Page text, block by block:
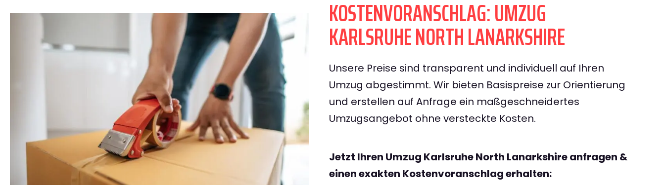
KOSTENVORANSCHLAG: UMZUG
KARLSRUHE NORTH LANARKSHIRE
Unsere Preise sind transparent und individuell auf Ihren
Umzug abgestimmt. Wir bieten Basispreise zur Orientierung
und erstellen auf Anfrage ein maßgeschneidertes
Umzugsangebot ohne versteckte Kosten.
Jetzt Ihren Umzug Karlsruhe North Lanarkshire anfragen &
einen exakten Kostenvoranschlag erhalten: